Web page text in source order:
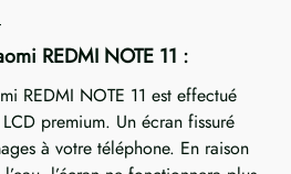
REDMI NOTE 11 :
REDMI NOTE 11 est effectué
premium. Un écran fissuré
à votre téléphone. En raison